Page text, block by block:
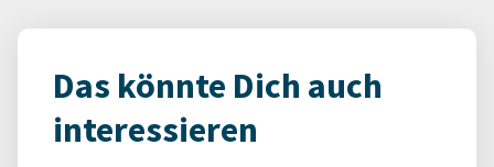
Das könnte Dich auch
interessieren